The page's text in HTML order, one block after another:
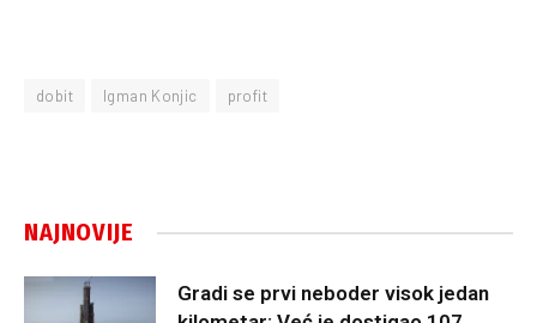
dobit Igman Konjic profit
NAJNOVIJE
Gradi se prvi neboder visok jedan